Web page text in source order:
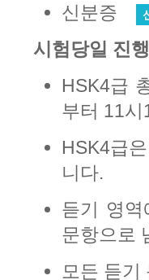
신분증
시험당일 진
HSK4급
부터 11
HSK4급
니다.
듣기 영
문항으로
모든 듣기